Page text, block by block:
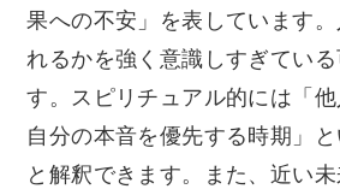
果への不安」を表しています
れるかを強く意識しすぎてい
す。スピリチュアル的には「
自分の本音を優先する時期」
と解釈できます。また、近い